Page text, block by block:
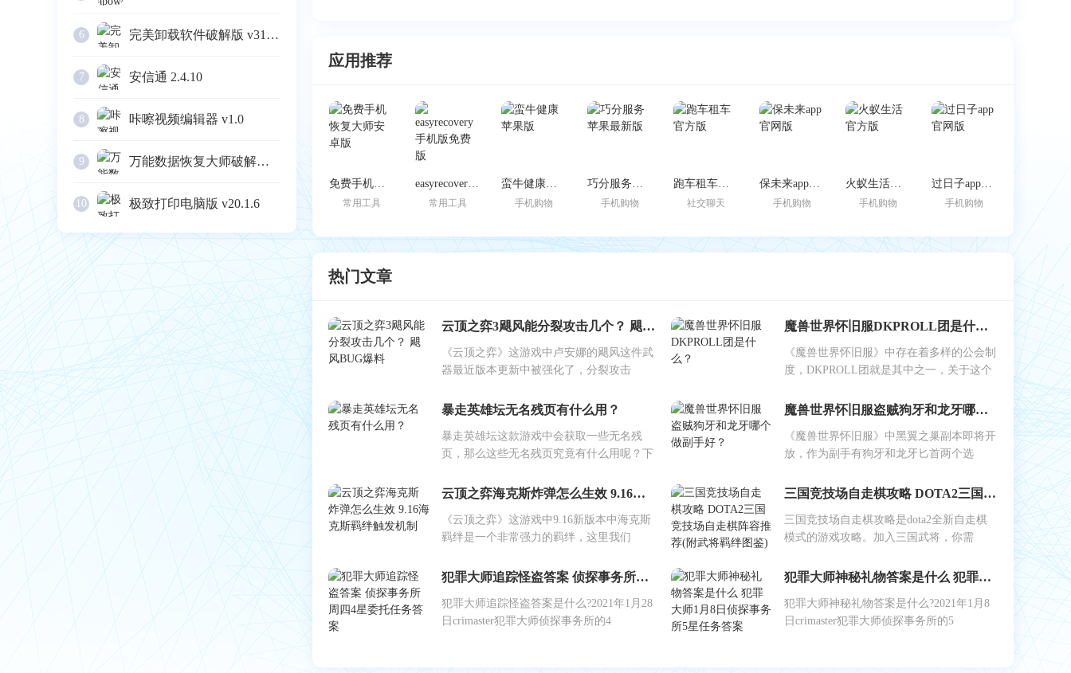
6 完美卸载软件破解版 v31.16
7 安信通 2.4.10
8 咔嚓视频编辑器 v1.0
9 万能数据恢复大师破解版 v6.3
10 极致打印电脑版 v20.1.6
应用推荐
免费手机恢复大师安卓版
常用工具
easyrecovery手机版免费版
常用工具
蛮牛健康苹果版
手机购物
巧分服务苹果最新版
手机购物
跑车租车官方版
社交聊天
保未来app官网版
手机购物
火蚁生活官方版
手机购物
过日子app官网版
手机购物
热门文章
云顶之弈3飓风能分裂攻击几个？ 飓风BUG爆料
《云顶之弈》这游戏中卢安娜的飓风这件武
器最近版本更新中被强化了，分裂攻击
魔兽世界怀旧服DKPROLL团是什么？
《魔兽世界怀旧服》中存在着多样的公会制
度，DKPROLL团就是其中之一，关于这个
暴走英雄坛无名残页有什么用？
暴走英雄坛这款游戏中会获取一些无名残
页，那么这些无名残页究竟有什么用呢？下
魔兽世界怀旧服盗贼狗牙和龙牙哪个做副手好？
《魔兽世界怀旧服》中黑翼之巢副本即将开
放，作为副手有狗牙和龙牙匕首两个选
云顶之弈海克斯炸弹怎么生效 9.16海克斯羁绊触发机制
《云顶之弈》这游戏中9.16新版本中海克斯
羁绊是一个非常强力的羁绊，这里我们
三国竞技场自走棋攻略 DOTA2三国竞技场自走棋阵容推荐(附武将羁绊图鉴)
三国竞技场自走棋攻略是dota2全新自走棋
模式的游戏攻略。加入三国武将，你需
犯罪大师追踪怪盗答案 侦探事务所周四4星委托任务答案
犯罪大师追踪怪盗答案是什么?2021年1月28
日crimaster犯罪大师侦探事务所的4
犯罪大师神秘礼物答案是什么 犯罪大师1月8日侦探事务所5星任务答案
犯罪大师神秘礼物答案是什么?2021年1月8
日crimaster犯罪大师侦探事务所的5